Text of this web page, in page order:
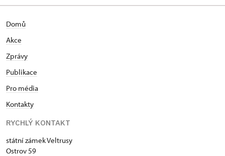
Domů
Akce
Zprávy
Publikace
Pro média
Kontakty
RYCHLÝ KONTAKT
státní zámek Veltrusy
Ostrov 59